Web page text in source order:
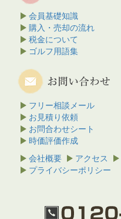
会員基礎知識
購入・売却の流れ
税金について
ゴルフ用語集
フリー相談メール
お見積り依頼
お問合わせシート
時価評価作成
会社概要
アクセス
プライバシーポリシー